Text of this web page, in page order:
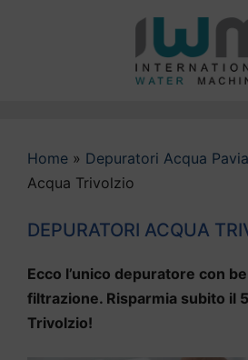
Home » Depuratori Acqua Pavia
Acqua Trivolzio
DEPURATORI ACQUA
Ecco l’unico depuratore con
filtrazione. Risparmia subito il
Trivolzio!